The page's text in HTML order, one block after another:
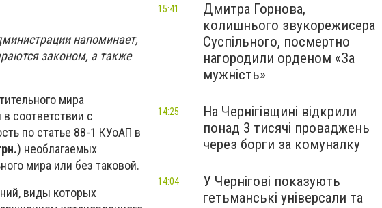
напоминает,
законом, а также
мира
соответствии с
по статье 88-1 КУоАП в
) необлагаемых
мира или без таковой.
виды которых
Дмитра Горнова,
колишнього звукорежисера
Суспільного, посмертно
нагородили орденом «За
мужність»
15:41
На Чернігівщині відкрили
понад 3 тисячі проваджень
через борги за комуналку
14:25
У Чернігові показують
гетьманські універсали та
14:04